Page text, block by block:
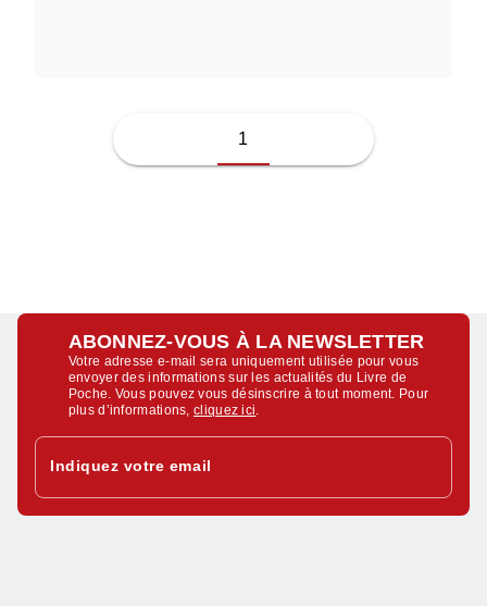
1
ABONNEZ-VOUS À LA NEWSLETTER
Votre adresse e-mail sera uniquement utilisée pour vous
envoyer des informations sur les actualités du Livre de
Poche. Vous pouvez vous désinscrire à tout moment. Pour
plus d’informations,cliquez ici
Indiquez votre email